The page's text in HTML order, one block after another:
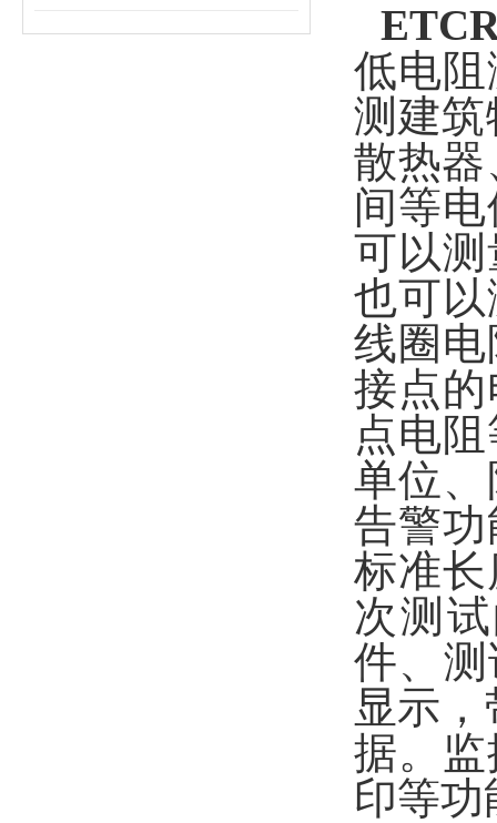
低电
测建
散热
间等
可以
也可
线圈
接点
点电
单位
告警
标准
次测
件、
显示
据。
印等功